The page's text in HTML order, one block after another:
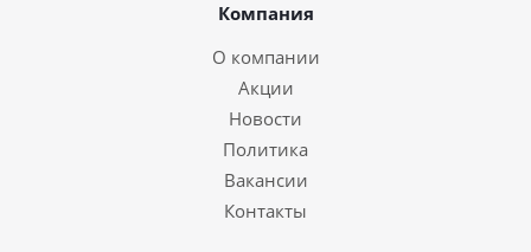
Компания
О компании
Акции
Новости
Политика
Вакансии
Контакты